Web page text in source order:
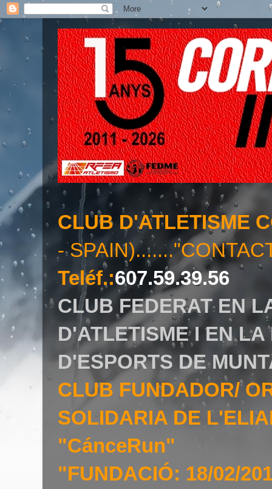
CLUB D'ATLETISME
-
Teléf.:607.59.39.56
CLUB FEDERAT EN
D'ATLETISME I EN
D'ESPORTS DE
CLUB FUNDADOR/
SOLIDARIA DE
"CánceRun"
"FUNDACIÓ: 18/02/